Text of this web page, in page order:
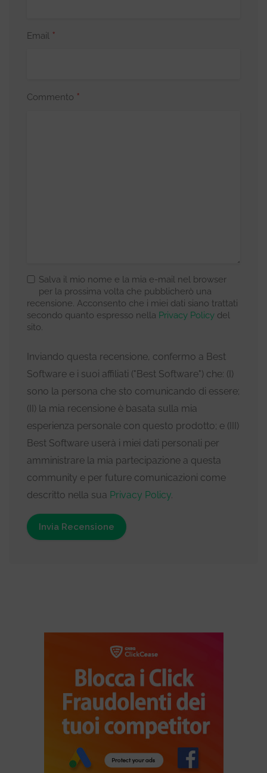
Email *
Commento *
Salva il mio nome e la mia e-mail nel browser
per la prossima volta che pubblicherò una
recensione. Acconsento che i miei dati siano trattati
secondo quanto espresso nella Privacy Policy del
sito.
Inviando questa recensione, confermo a Best
Software e i suoi affiliati ("Best Software") che: (I)
sono la persona che sto comunicando di essere;
(II) la mia recensione è basata sulla mia
esperienza personale con questo prodotto; e (III)
Best Software userà i miei dati personali per
amministrare la mia partecipazione a questa
community e per future comunicazioni come
descritto nella sua Privacy Policy.